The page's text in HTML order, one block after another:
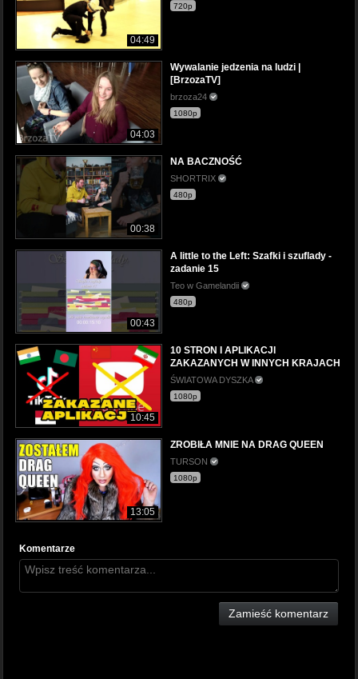
04:49
720p
04:03
Wywalanie jedzenia na ludzi |
[BrzozaTV]
brzoza24
1080p
00:38
NA BACZNOŚĆ
SHORTRIX
480p
00:43
A little to the Left: Szafki i szuflady -
zadanie 15
Teo w Gamelandii
480p
10:45
10 STRON I APLIKACJI
ZAKAZANYCH W INNYCH KRAJACH
ŚWIATOWA DYSZKA
1080p
13:05
ZROBIŁA MNIE NA DRAG QUEEN
TURSON
1080p
Komentarze
Zamieść komentarz